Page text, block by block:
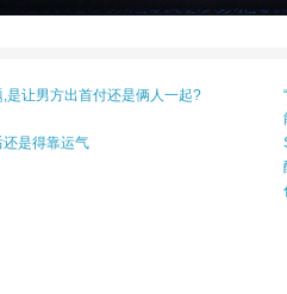
,是让男方出首付还是俩人一起?
是得靠运气